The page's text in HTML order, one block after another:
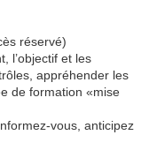
réservé)
l’objectif et les
appréhender les
de formation «mise
vous, anticipez